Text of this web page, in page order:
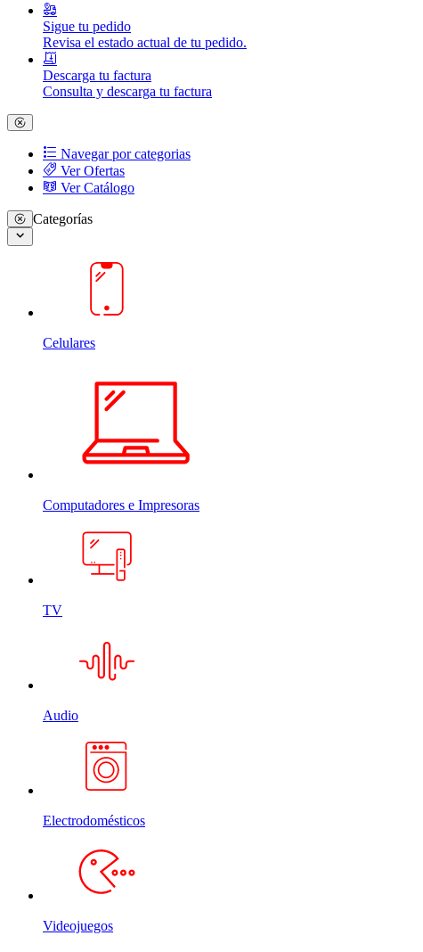
Sigue tu pedido
Revisa el estado actual de tu pedido.
Descarga tu factura
Consulta y descarga tu factura
Navegar por categorias
Ver Ofertas
Ver Catálogo
Categorías
Celulares
Computadores e Impresoras
TV
Audio
Electrodomésticos
Videojuegos